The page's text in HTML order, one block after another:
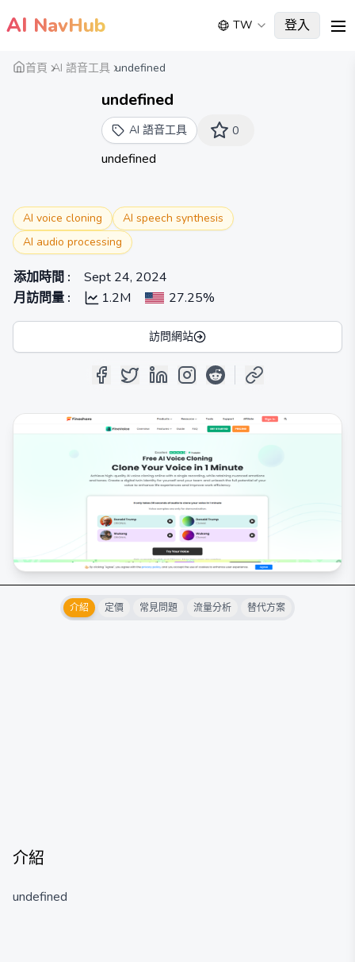
AI NavHub TW 登入
首頁 AI 語音工具 undefined
undefined
AI 語音工具 0
undefined
AI voice cloning
AI speech synthesis
AI audio processing
添加時間 :
Sept 24, 2024
月訪問量 : 1.2M 27.25%
訪問網站
介紹 定價 常見問題 流量分析 替代方案
介紹
undefined